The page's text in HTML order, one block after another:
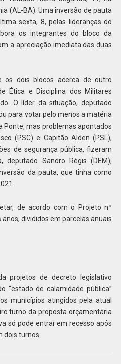
(AL-BA). Uma inversão de pauta
sexta, 8, pelas lideranças do
os integrantes do bloco da
a apreciação imediata das duas
os dois blocos acerca de outro
Ética e Disciplina dos Militares
O líder da situação, deputado
para votar pelo menos a matéria
Ponte, mas problemas apontados
(PSC) e Capitão Alden (PSL),
de segurança pública, fizeram
Sandro Régis (DEM),
da pauta, que tinha como
de acordo com o Projeto nº
divididos em parcelas anuais
projetos de decreto legislativo
“estado de calamidade pública”
municípios atingidos pela atual
turno da proposta orçamentária
só pode entrar em recesso após
dois turnos.